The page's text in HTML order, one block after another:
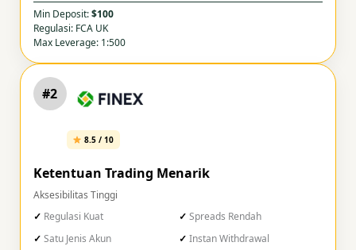
Min Deposit:$100
Regulasi: FCA UK
Max Leverage: 1:500
#2
8.5 / 10
Ketentuan Trading Menarik
Aksesibilitas Tinggi
Regulasi Kuat
Spreads Rendah
Satu Jenis Akun
Instan Withdrawal